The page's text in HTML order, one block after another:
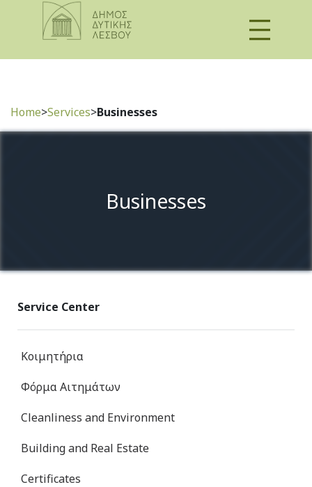
Home>Services>Businesses
Businesses
Service Center
Κοιμητήρια
Φόρμα Αιτημάτων
Cleanliness and Environment
Building and Real Estate
Certificates